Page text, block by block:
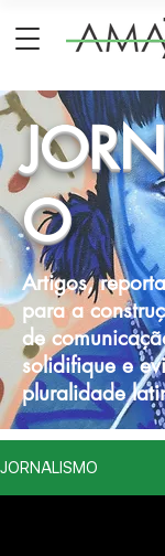
O
Artigos,
para a
de
solidifique e
pluralidade
JORNALISMO